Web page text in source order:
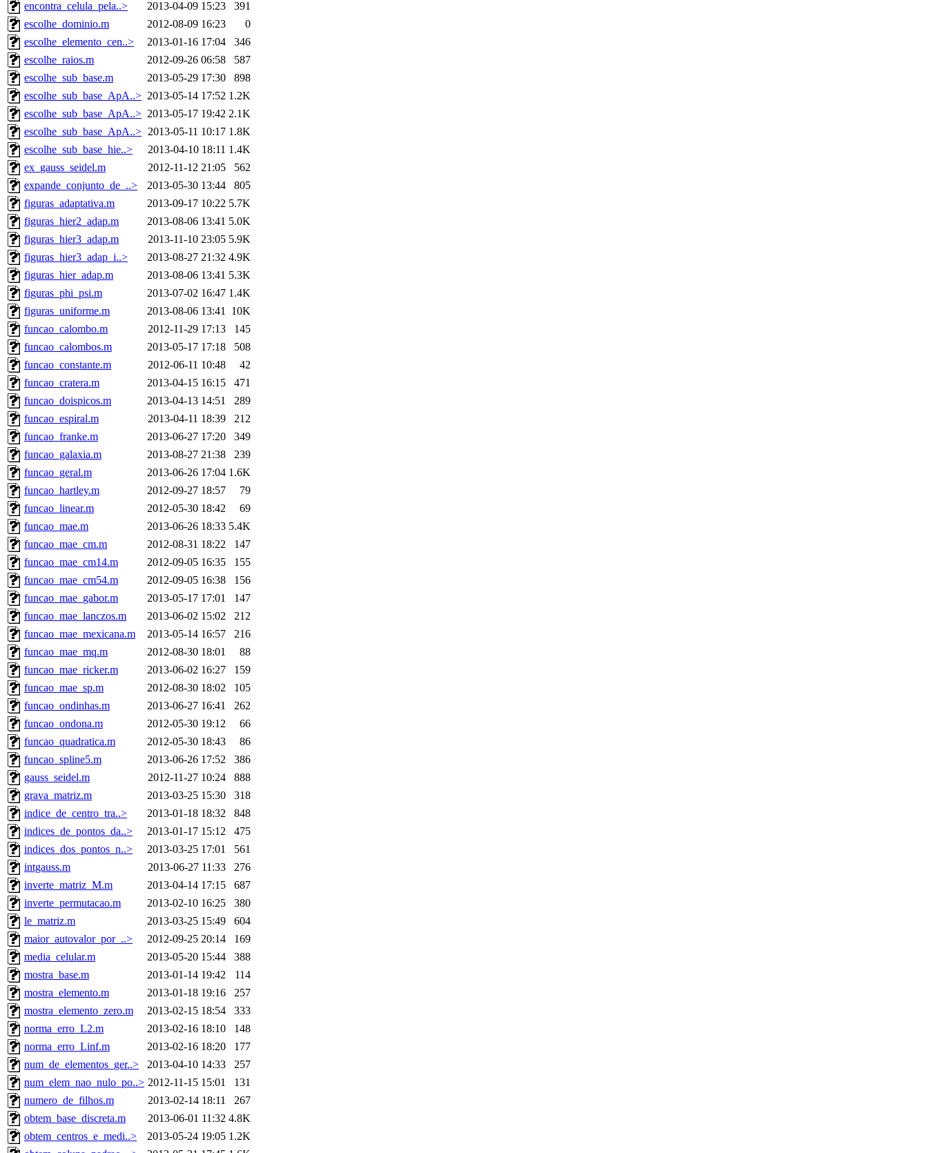
encontra_celula_pela..>
2013-04-09 15:23
391
escolhe_dominio.m
2012-08-09 16:23
0
escolhe_elemento_cen..>
2013-01-16 17:04
346
escolhe_raios.m
2012-09-26 06:58
587
escolhe_sub_base.m
2013-05-29 17:30
898
escolhe_sub_base_ApA..> 2013-05-14 17:52 1.2K
escolhe_sub_base_ApA..> 2013-05-17 19:42 2.1K
escolhe_sub_base_ApA..> 2013-05-11 10:17 1.8K
escolhe_sub_base_hie..>
2013-04-10 18:11 1.4K
ex_gauss_seidel.m
2012-11-12 21:05
562
expande_conjunto_de_..>
2013-05-30 13:44
805
figuras_adaptativa.m
2013-09-17 10:22 5.7K
figuras_hier2_adap.m
2013-08-06 13:41 5.0K
figuras_hier3_adap.m
2013-11-10 23:05 5.9K
figuras_hier3_adap_i..>
2013-08-27 21:32 4.9K
figuras_hier_adap.m
2013-08-06 13:41 5.3K
figuras_phi_psi.m
2013-07-02 16:47 1.4K
figuras_uniforme.m
2013-08-06 13:41 10K
funcao_calombo.m
2012-11-29 17:13
145
funcao_calombos.m
2013-05-17 17:18
508
funcao_constante.m
2012-06-11 10:48
42
funcao_cratera.m
2013-04-15 16:15
471
funcao_doispicos.m
2013-04-13 14:51
289
funcao_espiral.m
2013-04-11 18:39
212
funcao_franke.m
2013-06-27 17:20
349
funcao_galaxia.m
2013-08-27 21:38
239
funcao_geral.m
2013-06-26 17:04 1.6K
funcao_hartley.m
2012-09-27 18:57
79
funcao_linear.m
2012-05-30 18:42
69
funcao_mae.m
2013-06-26 18:33 5.4K
funcao_mae_cm.m
2012-08-31 18:22
147
funcao_mae_cm14.m
2012-09-05 16:35
155
funcao_mae_cm54.m
2012-09-05 16:38
156
funcao_mae_gabor.m
2013-05-17 17:01
147
funcao_mae_lanczos.m
2013-06-02 15:02
212
funcao_mae_mexicana.m
2013-05-14 16:57
216
funcao_mae_mq.m
2012-08-30 18:01
88
funcao_mae_ricker.m
2013-06-02 16:27
159
funcao_mae_sp.m
2012-08-30 18:02
105
funcao_ondinhas.m
2013-06-27 16:41
262
funcao_ondona.m
2012-05-30 19:12
66
funcao_quadratica.m
2012-05-30 18:43
86
funcao_spline5.m
2013-06-26 17:52
386
gauss_seidel.m
2012-11-27 10:24
888
grava_matriz.m
2013-03-25 15:30
318
indice_de_centro_tra..>
2013-01-18 18:32
848
indices_de_pontos_da..>
2013-01-17 15:12
475
indices_dos_pontos_n..>
2013-03-25 17:01
561
intgauss.m
2013-06-27 11:33
276
inverte_matriz_M.m
2013-04-14 17:15
687
inverte_permutacao.m
2013-02-10 16:25
380
le_matriz.m
2013-03-25 15:49
604
maior_autovalor_por_..>
2012-09-25 20:14
169
media_celular.m
2013-05-20 15:44
388
mostra_base.m
2013-01-14 19:42
114
mostra_elemento.m
2013-01-18 19:16
257
mostra_elemento_zero.m
2013-02-15 18:54
333
norma_erro_L2.m
2013-02-16 18:10
148
norma_erro_Linf.m
2013-02-16 18:20
177
num_de_elementos_ger..>
2013-04-10 14:33
257
num_elem_nao_nulo_po..> 2012-11-15 15:01
131
numero_de_filhos.m
2013-02-14 18:11
267
obtem_base_discreta.m
2013-06-01 11:32 4.8K
obtem_centros_e_medi..>
2013-05-24 19:05 1.2K